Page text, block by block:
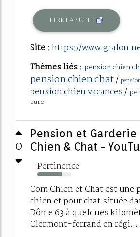
LIRE LA SUITE
Site : https://
Thèmes liés : pension chien
pension chien chat/
pension chien vacances/
eure
0
Pension et Garderie
Chien & Chat -
Pertinence
72%
Com Chien et Chat est une
chien et pour chat située
Dôme 63 à quelques
Clermont-ferrand en régi...